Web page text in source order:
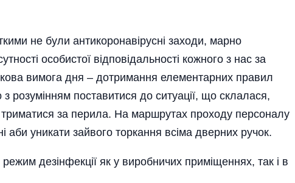
не були антикоронавірусні заходи, марно
особистої відповідальності кожного з нас за
вимога дня – дотримання елементарних пра­вил
з розумінням поставитися до ситуації, що склалася,
триматися за перила. На маршрутах проходу персоналу
аби уникати зайвого торкання всіма дверних ручок.
дезінфекції як у виробничих приміщеннях, так і в